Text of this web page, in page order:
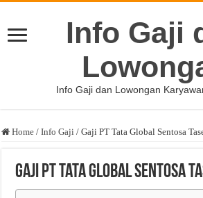
Info Gaji
Info Gaji dan Lowongan
Home / Info Gaji / Gaji PT Tata Global Sentosa
Gaji PT Tata Global Sentosa